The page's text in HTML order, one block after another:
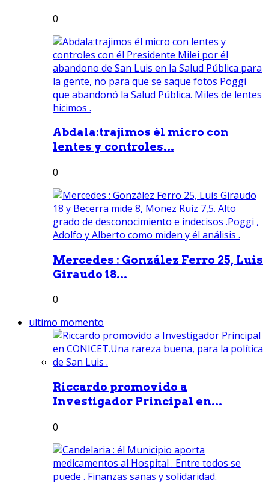
0
Abdala:trajimos él micro con
lentes y controles...
0
Mercedes : González Ferro 25, Luis
Giraudo 18...
0
ultimo momento
Riccardo promovido a
Investigador Principal en...
0